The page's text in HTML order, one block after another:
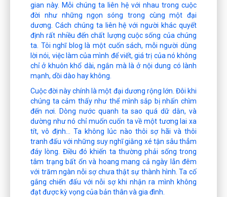
gian này. Mỗi chúng ta liên hệ với nhau trong cuộc
đời như những ngọn sóng trong cùng một đại
dương. Cách chúng ta liên hệ với người khác quyết
định rất nhiều đến chất lượng cuộc sống của chúng
ta. Tôi nghĩ blog là một cuốn sách, mỗi người dùng
lời nói, việc làm của mình để viết, giá trị của nó không
chỉ ở khuôn khổ dài, ngắn mà là ở nội dung có lành
mạnh, dồi dào hay không.
Cuộc đời này chính là một đại dương rộng lớn. Đôi khi
chúng ta cảm thấy như thể mình sắp bị nhấn chìm
đến nơi. Dòng nước quanh ta sao quá dữ dằn, và
dường như nó chỉ muốn cuốn ta về một tương lai xa
tít, vô định… Ta không lúc nào thôi sợ hãi và thôi
tranh đấu với những suy nghĩ giằng xé tận sâu thẳm
đáy lòng. Điều đó khiến ta thường phải sống trong
tâm trạng bất ổn và hoang mang cả ngày lẫn đêm
với trăm ngàn nỗi sợ chưa thật sự thành hình. Ta cố
gắng chiến đấu với nỗi sợ khi nhận ra mình không
đạt được kỳ vọng của bản thân và gia đình.